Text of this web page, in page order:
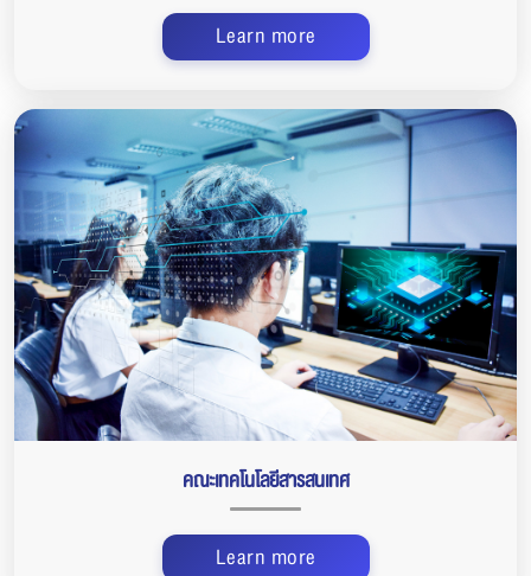
Learn more
คณะเทคโนโลยีสารสนเทศ
Learn more